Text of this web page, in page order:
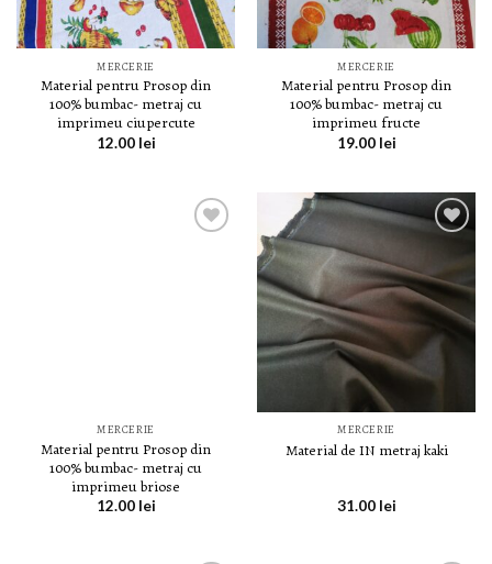
MERCERIE
Material pentru Prosop din
100% bumbac- metraj cu
imprimeu ciupercute
12.00 lei
MERCERIE
Material pentru Prosop din
100% bumbac- metraj cu
imprimeu fructe
19.00 lei
MERCERIE
Material pentru Prosop din
100% bumbac- metraj cu
imprimeu briose
12.00 lei
LISTA DE
DORINȚE
MERCERIE
Material de IN metraj kaki
31.00 lei